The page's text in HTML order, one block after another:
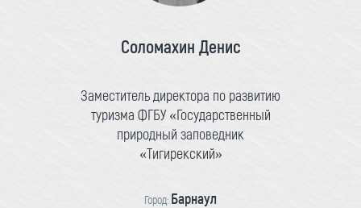
Соломахин Денис
Заместитель директора по развитию
туризма ФГБУ «Государственный
природный заповедник
«Тигирекский»
Город: Барнаул